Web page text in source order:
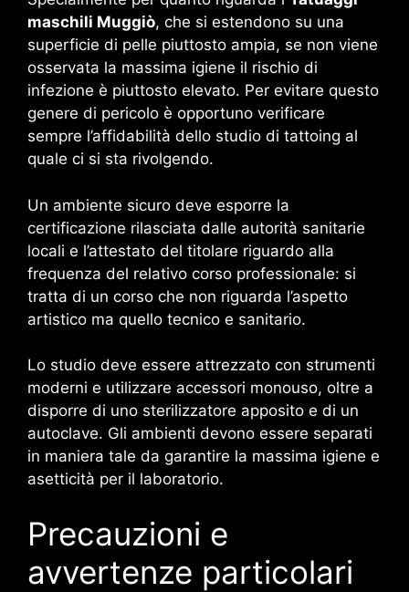
maschili Muggiò, che si estendono su una
superficie di pelle piuttosto ampia, se non viene
osservata la massima igiene il rischio di
infezione è piuttosto elevato. Per evitare questo
genere di pericolo è opportuno verificare
sempre l’affidabilità dello studio di tattoing al
quale ci si sta rivolgendo.
Un ambiente sicuro deve esporre la
certificazione rilasciata dalle autorità sanitarie
locali e l’attestato del titolare riguardo alla
frequenza del relativo corso professionale: si
tratta di un corso che non riguarda l’aspetto
artistico ma quello tecnico e sanitario.
Lo studio deve essere attrezzato con strumenti
moderni e utilizzare accessori monouso, oltre a
disporre di uno sterilizzatore apposito e di un
autoclave. Gli ambienti devono essere separati
in maniera tale da garantire la massima igiene e
asetticità per il laboratorio.
Precauzioni e
avvertenze particolari